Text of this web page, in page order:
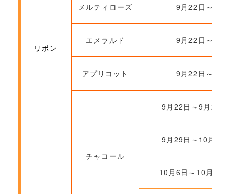
リボン
メルティローズ 9月22日～
エメラルド 9月22日～
アプリコット 9月22日～
チャコール
9月22日～9月28日
9月29日～10月5日
10月6日～10月19日